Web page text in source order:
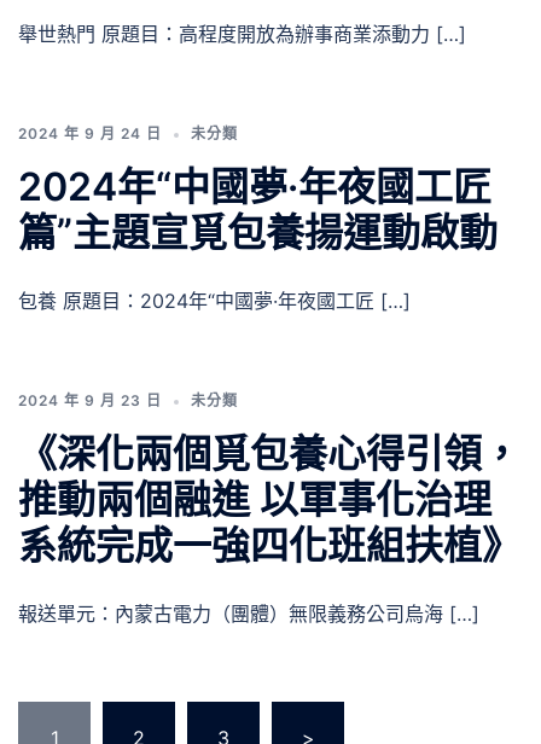
舉世熱門 原題目：高程度開放為辦事商業添動力 […]
2024 年 9 月 24 日 未分類
2024年“中國夢·年夜國工匠
篇”主題宣覓包養揚運動啟動
包養 原題目：2024年“中國夢·年夜國工匠 […]
2024 年 9 月 23 日 未分類
《深化兩個覓包養心得引領，
推動兩個融進 以軍事化治理
系統完成一強四化班組扶植》
報送單元：內蒙古電力（團體）無限義務公司烏海 […]
1 2 3 >